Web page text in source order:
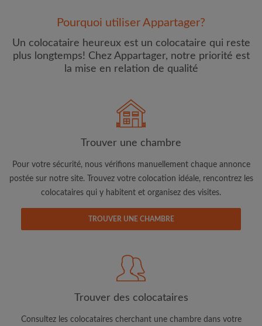
Adresse email
J'ai lu, compris et accepte les Conditions d'utilisation
CRÉER PROFIL
jour du compte par e-mail
Pourquoi utiliser Appartager?
Un colocataire heureux est un colocataire qui reste
plus longtemps! Chez Appartager, notre priorité est
la mise en relation de qualité
Trouver une chambre
Pour votre sécurité, nous vérifions manuellement chaque annonce
postée sur notre site. Trouvez votre colocation idéale, rencontrez les
colocataires qui y habitent et organisez des visites.
TROUVER UNE CHAMBRE
Trouver des colocataires
Consultez les colocataires cherchant une chambre dans votre